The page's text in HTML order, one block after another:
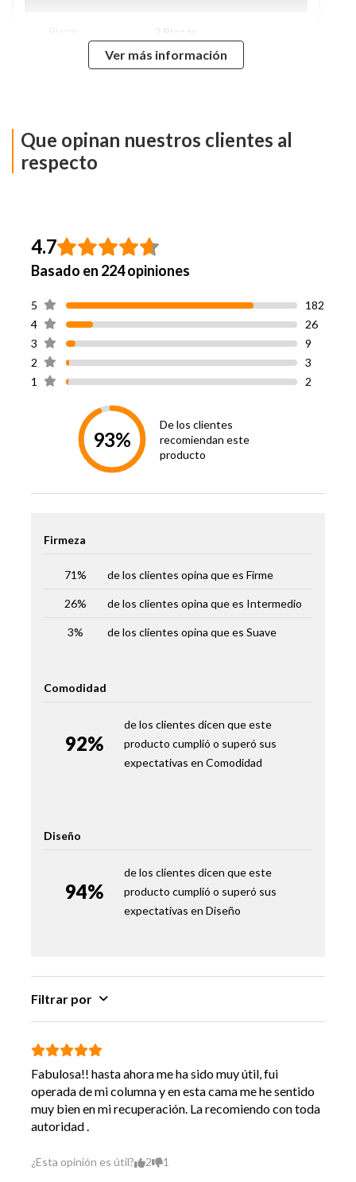
Tipo De Base Base Dividida
Ancho 150 cm
Incluye Respaldo Sí
Incluye Velador Sí
Incluye Set De Maderas
Garantía
12 meses cama, 6 meses
Hecho en Chile
Ver más información
Que opinan nuestros clientes al
respecto
4.7
Basado en 224 opiniones
1 2
2 3
3 9
4 26
5 182
93%
De los clientes
recomiendan este
producto
Firmeza
71% de los clientes opina que es Firme
26% de los clientes opina que es Intermedio
3% de los clientes opina que es Suave
Comodidad
92%
de los clientes dicen que este
producto cumplió o superó sus
expectativas enComodidad
Diseño
94%
de los clientes dicen que este
producto cumplió o superó sus
expectativas enDiseño
Filtrar por
Fabulosa!! hasta ahora me ha sido muy útil, fui
operada de mi columna y en esta cama me he sentido
muy bien en mi recuperación. La recomiendo con toda
autoridad .
¿Esta opinión es útil? 2 1